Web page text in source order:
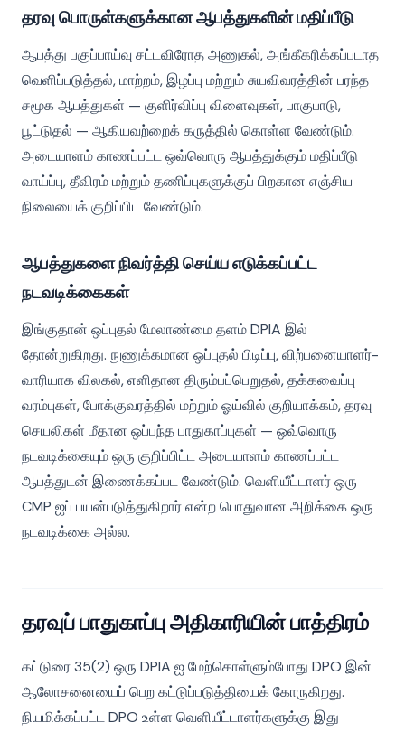
தரவு பொருள்களுக்கான ஆபத்துகளின் மதிப்பீடு
ஆபத்து பகுப்பாய்வு சட்டவிரோத அணுகல், அங்கீகரிக்கப்படாத
வெளிப்படுத்தல், மாற்றம், இழப்பு மற்றும் சுயவிவரத்தின் பரந்த
சமூக ஆபத்துகள் — குளிர்விப்பு விளைவுகள், பாகுபாடு,
பூட்டுதல் — ஆகியவற்றைக் கருத்தில் கொள்ள வேண்டும்.
அடையாளம் காணப்பட்ட ஒவ்வொரு ஆபத்துக்கும் மதிப்பீடு
வாய்ப்பு, தீவிரம் மற்றும் தணிப்புகளுக்குப் பிறகான எஞ்சிய
நிலையைக் குறிப்பிட வேண்டும்.
ஆபத்துகளை நிவர்த்தி செய்ய எடுக்கப்பட்ட
நடவடிக்கைகள்
இங்குதான் ஒப்புதல் மேலாண்மை தளம் DPIA இல்
தோன்றுகிறது. நுணுக்கமான ஒப்புதல் பிடிப்பு, விற்பனையாளர்-
வாரியாக விலகல், எளிதான திரும்பப்பெறுதல், தக்கவைப்பு
வரம்புகள், போக்குவரத்தில் மற்றும் ஓய்வில் குறியாக்கம், தரவு
செயலிகள் மீதான ஒப்பந்த பாதுகாப்புகள் — ஒவ்வொரு
நடவடிக்கையும் ஒரு குறிப்பிட்ட அடையாளம் காணப்பட்ட
ஆபத்துடன் இணைக்கப்பட வேண்டும். வெளியீட்டாளர் ஒரு
CMP ஐப் பயன்படுத்துகிறார் என்ற பொதுவான அறிக்கை ஒரு
நடவடிக்கை அல்ல.
தரவுப் பாதுகாப்பு அதிகாரியின் பாத்திரம்
கட்டுரை 35(2) ஒரு DPIA ஐ மேற்கொள்ளும்போது DPO இன்
ஆலோசனையைப் பெற கட்டுப்படுத்தியைக் கோருகிறது.
நியமிக்கப்பட்ட DPO உள்ள வெளியீட்டாளர்களுக்கு இது